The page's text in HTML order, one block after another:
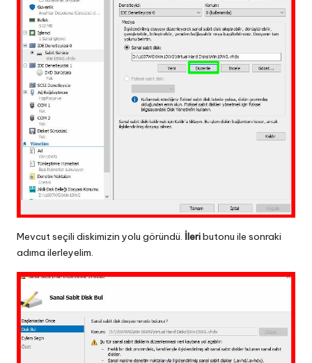
Mevcut seçili diskimizin yolu göründü. İleributonu ile sonraki
adıma ilerleyelim.